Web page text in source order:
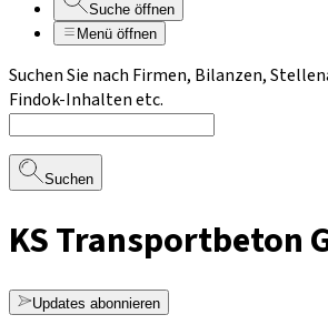
Suche öffnen
Menü öffnen
Suchen Sie nach Firmen, Bilanzen,
Findok-Inhalten etc.
Suchen
KS Transportbeton
Updates abonnieren